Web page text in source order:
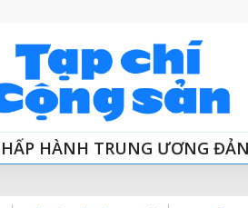
HÀNH TRUNG ƯƠNG